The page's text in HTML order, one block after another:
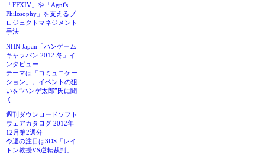
「FFXIV」や「Agni's
Philosophy」を支えるプ
ロジェクトマネジメント
手法
NHN Japan「ハンゲーム
キャラバン 2012 冬」イ
ンタビュー
テーマは「コミュニケー
ション」。イベントの狙
いを“ハンゲ太郎”氏に聞
く
週刊ダウンロードソフト
ウェアカタログ 2012年
12月第2週分
今週の注目は3DS「レイ
トン教授VS逆転裁判」